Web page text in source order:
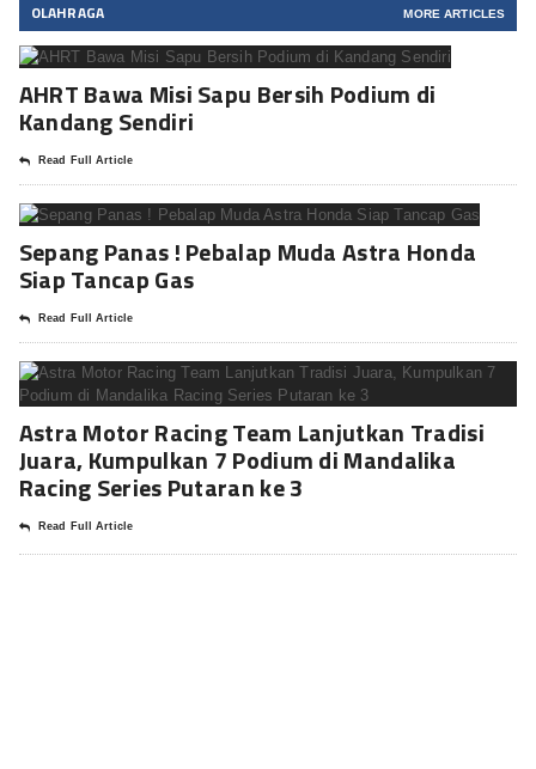
OLAHRAGA MORE ARTICLES
AHRT Bawa Misi Sapu Bersih Podium di
Kandang Sendiri
Read Full Article
Sepang Panas ! Pebalap Muda Astra Honda
Siap Tancap Gas
Read Full Article
Astra Motor Racing Team Lanjutkan Tradisi
Juara, Kumpulkan 7 Podium di Mandalika
Racing Series Putaran ke 3
Read Full Article